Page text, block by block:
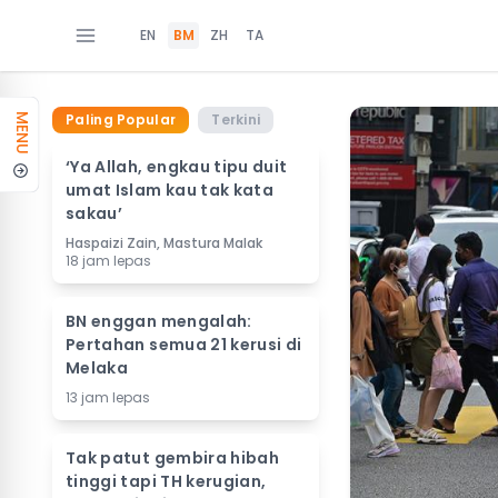
EN BM ZH TA
MENU Paling Popular Terkini
‘Ya Allah, engkau tipu duit
umat Islam kau tak kata
sakau’
Haspaizi Zain, Mastura Malak
18 jam lepas
BN enggan mengalah:
Pertahan semua 21 kerusi di
Melaka
13 jam lepas
Tak patut gembira hibah
tinggi tapi TH kerugian,